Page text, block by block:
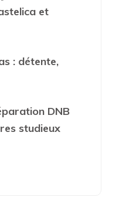
et
: détente,
DNB
studieux